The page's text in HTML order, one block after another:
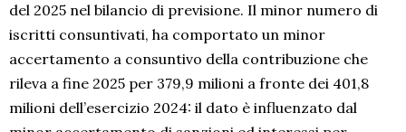
del 2025 nel bilancio di previsione. Il minor numero di
iscritti consuntivati, ha comportato un minor
accertamento a consuntivo della contribuzione che
rileva a fine 2025 per 379,9 milioni a fronte dei 401,8
milioni dell’esercizio 2024: il dato è influenzato dal